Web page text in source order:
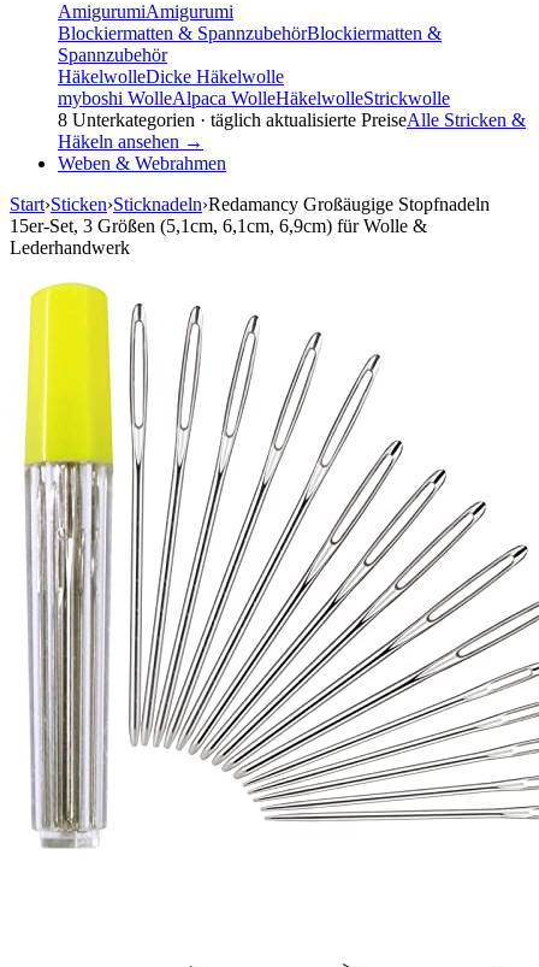
AmigurumiAmigurumi
Blockiermatten & SpannzubehörBlockiermatten &
Spannzubehör
HäkelwolleDicke Häkelwolle
myboshi WolleAlpaca WolleHäkelwolleStrickwolle
8 Unterkategorien · täglich aktualisierte PreiseAlle Stricken &
Häkeln ansehen →
Weben & Webrahmen
Start›Sticken›Sticknadeln›Redamancy Großäugige Stopfnadeln
15er-Set, 3 Größen (5,1cm, 6,1cm, 6,9cm) für Wolle &
Lederhandwerk